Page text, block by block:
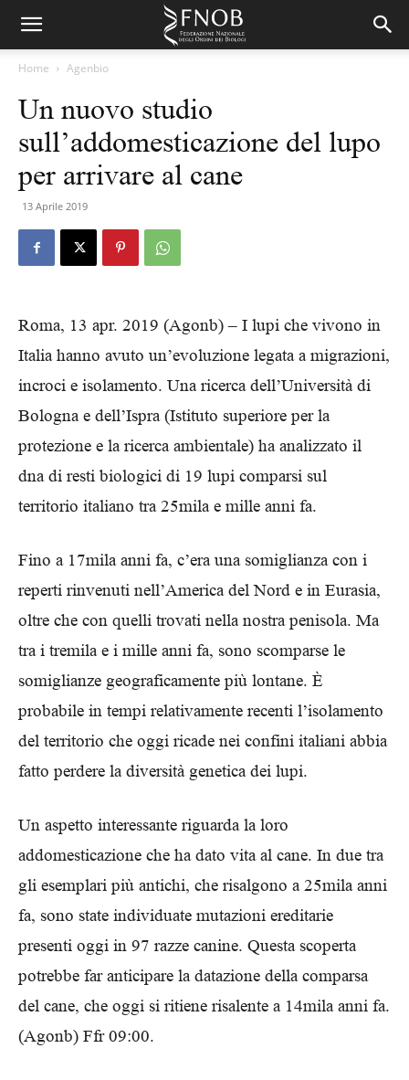
Home Agenbio
Un nuovo studio
sull’addomesticazione del lupo
per arrivare al cane
13 Aprile 2019
Roma, 13 apr. 2019 (Agonb) – I lupi che vivono in
Italia hanno avuto un’evoluzione legata a migrazioni,
incroci e isolamento. Una ricerca dell’Università di
Bologna e dell’Ispra (Istituto superiore per la
protezione e la ricerca ambientale) ha analizzato il
dna di resti biologici di 19 lupi comparsi sul
territorio italiano tra 25mila e mille anni fa.
Fino a 17mila anni fa, c’era una somiglianza con i
reperti rinvenuti nell’America del Nord e in Eurasia,
oltre che con quelli trovati nella nostra penisola. Ma
tra i tremila e i mille anni fa, sono scomparse le
somiglianze geograficamente più lontane. È
probabile in tempi relativamente recenti l’isolamento
del territorio che oggi ricade nei confini italiani abbia
fatto perdere la diversità genetica dei lupi.
Un aspetto interessante riguarda la loro
addomesticazione che ha dato vita al cane. In due tra
gli esemplari più antichi, che risalgono a 25mila anni
fa, sono state individuate mutazioni ereditarie
presenti oggi in 97 razze canine. Questa scoperta
potrebbe far anticipare la datazione della comparsa
del cane, che oggi si ritiene risalente a 14mila anni fa.
(Agonb) Ffr 09:00.